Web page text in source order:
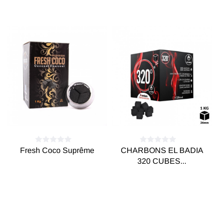
Fresh Coco Suprême
CHARBONS EL BADIA
320 CUBES...